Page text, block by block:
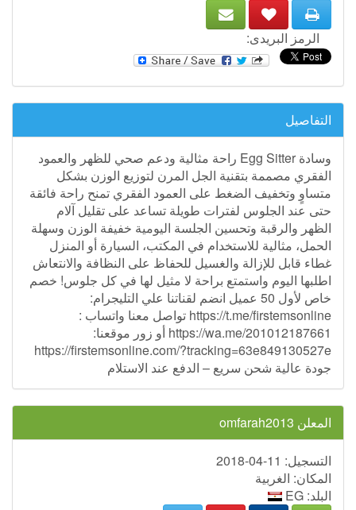
الرمز البريدى:
التفاصيل
وسادة Egg Sitter راحة مثالية ودعم صحي للظهر والعمود
الفقري مصممة بتقنية الجل المرن لتوزيع الوزن بشكل
متساوٍ وتخفيف الضغط على العمود الفقري تمنح راحة فائقة
حتى عند الجلوس لفترات طويلة تساعد على تقليل آلام
الظهر والرقبة وتحسين الجلسة اليومية خفيفة الوزن وسهلة
الحمل، مثالية للاستخدام في المكتب، السيارة أو المنزل
غطاء قابل للإزالة والغسيل للحفاظ على النظافة والانتعاش
اطلبها اليوم واستمتع براحة لا مثيل لها في كل جلوس! خصم
خاص لأول 50 عميل انضم لقناتنا علي التليجرام:
https://t.me/firstemsonline تواصل معنا واتساب :
https://wa.me/201012187661 أو زور موقعنا:
https://firstemsonline.com/?tracking=63e849130527e
جودة عالية شحن سريع – الدفع عند الاستلام
المعلن omfarah2013
التسجيل: 11-04-2018
المكان: الغربية
البلد: EG